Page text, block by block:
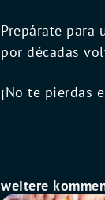
Prepárate para
por décadas
¡No te pierdas
weitere